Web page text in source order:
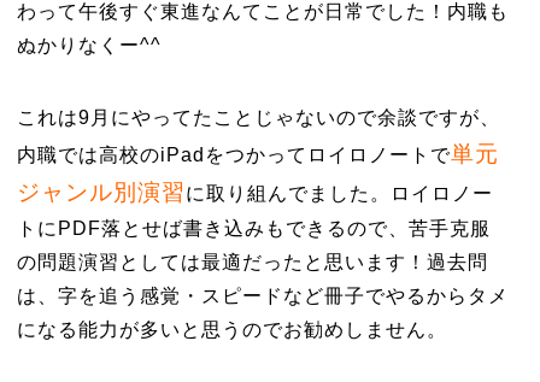
わって午後すぐ東進なんてことが日常でした！内職も
ぬかりなくー^^
これは9月にやってたことじゃないので余談ですが、
内職では高校のiPadをつかってロイロノートで単元
ジャンル別演習 に取り組んでました。ロイロノー
トにPDF落とせば書き込みもできるので、苦手克服
の問題演習としては最適だったと思います！過去問
は、字を追う感覚・スピードなど冊子でやるからタメ
になる能力が多いと思うのでお勧めしません。